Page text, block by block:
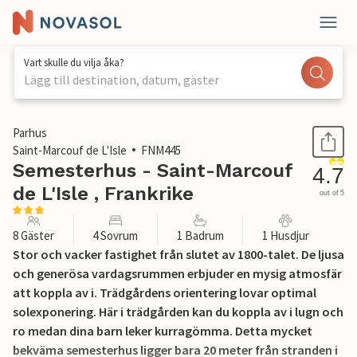
Vart skulle du vilja åka?
Lägg till destination, datum, gäster
1 / 19
Parhus
Saint-Marcouf de L'Isle
FNM445
Semesterhus - Saint-Marcouf
de L'Isle , Frankrike
4.7
out of 5
8 Gäster 4 Sovrum 1 Badrum 1 Husdjur
Stor och vacker fastighet från slutet av 1800-talet. De ljusa
och generösa vardagsrummen erbjuder en mysig atmosfär
att koppla av i. Trädgårdens orientering lovar optimal
solexponering. Här i trädgården kan du koppla av i lugn och
ro medan dina barn leker kurragömma. Detta mycket
bekväma semesterhus ligger bara 20 meter från stranden i